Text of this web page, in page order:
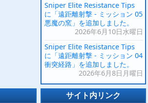
Sniper Elite Resistance Tips
に「遠距離射撃 - ミッション 05
悪魔の窯」を追加しました。
2026年6月10日水曜日
Sniper Elite Resistance Tips
に「遠距離射撃 - ミッション 04
衝突経路」を追加しました。
2026年6月8日月曜日
サイト内リンク